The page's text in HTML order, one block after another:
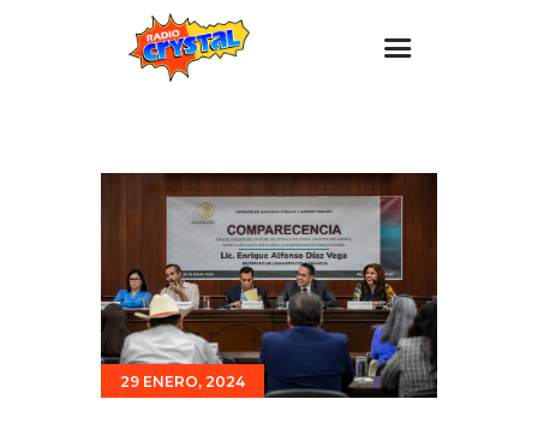
Estaciones
Promociones
Noticias
Para ti
Contacto
29 ENERO, 2024